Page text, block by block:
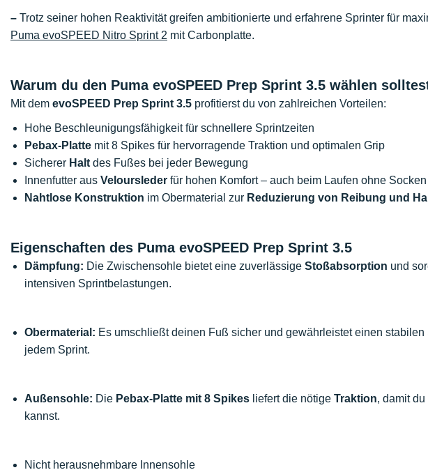
– Trotz seiner hohen Reaktivität greifen ambitionierte und erfahrene Sprinter für
Puma evoSPEED Nitro Sprint 2 mit Carbonplatte.
Warum du den Puma evoSPEED Prep Sprint 3.5 wählen
Mit dem evoSPEED Prep Sprint 3.5 profitierst du von zahlreichen Vorteilen:
Hohe Beschleunigungsfähigkeit für schnellere Sprintzeiten
Pebax-Platte mit 8 Spikes für hervorragende Traktion und optimalen Grip
Sicherer Halt des Fußes bei jeder Bewegung
Innenfutter aus Veloursleder für hohen Komfort – auch beim Laufen ohne Socken
Nahtlose Konstruktion im Obermaterial zur Reduzierung von Reibung und
Eigenschaften des Puma evoSPEED Prep Sprint 3.5
Dämpfung: Die Zwischensohle bietet eine zuverlässige Stoßabsorption und
intensiven Sprintbelastungen.
Obermaterial: Es umschließt deinen Fuß sicher und gewährleistet einen stabilen
jedem Sprint.
Außensohle: Die Pebax-Platte mit 8 Spikes liefert die nötige Traktion, damit
kannst.
Nicht herausnehmbare Innensohle